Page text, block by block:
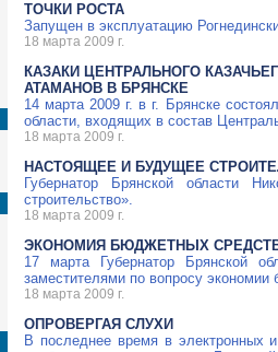
ТОЧКИ РОСТА
Запущен в эксплуатацию
18 марта 2009 г.
КАЗАКИ ЦЕНТРАЛЬНОГО
АТАМАНОВ В БРЯНСКЕ
14 марта 2009 г. в г. Брянске
области, входящих в состав
18 марта 2009 г.
НАСТОЯЩЕЕ И БУДУЩЕЕ
Губернатор Брянской области
строительство».
18 марта 2009 г.
ЭКОНОМИЯ БЮДЖЕТНЫХ
17 марта Губернатор Брянской
заместителями по вопросу
18 марта 2009 г.
ОПРОВЕРГАЯ СЛУХИ
В последнее время в электронных